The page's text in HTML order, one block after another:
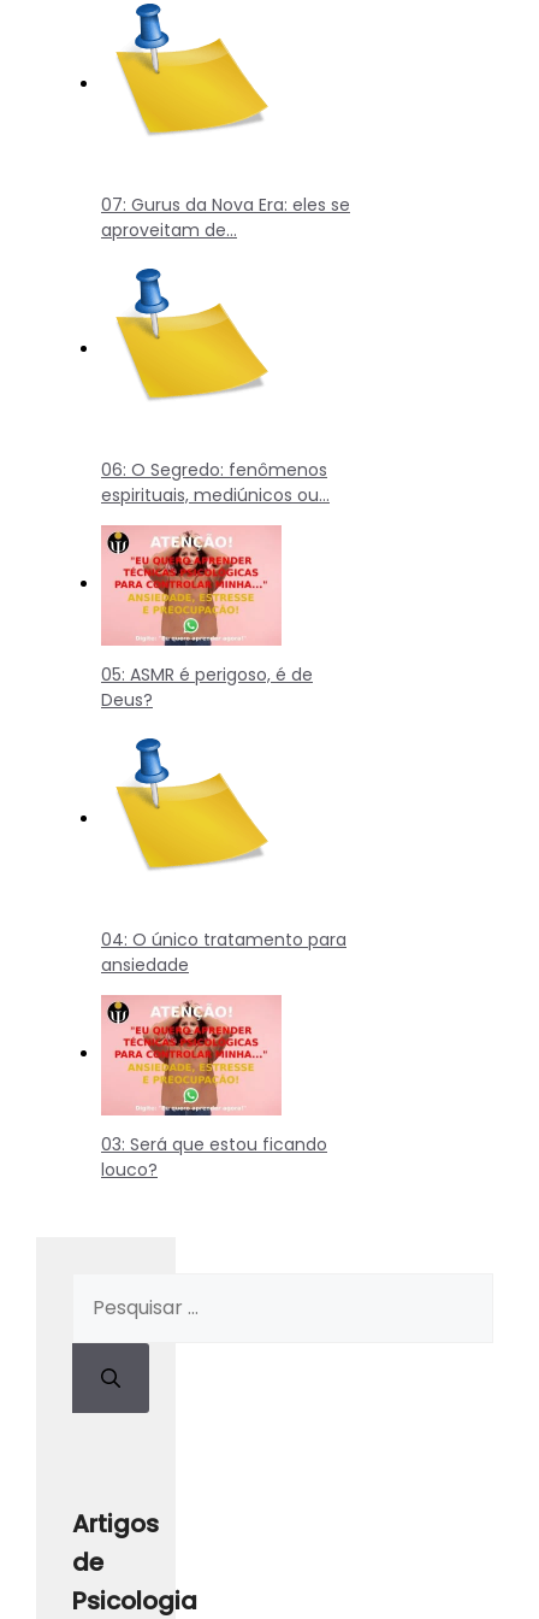
07: Gurus da Nova Era: eles se
aproveitam de…
06: O Segredo: fenômenos
espirituais, mediúnicos ou…
05: ASMR é perigoso, é de
Deus?
04: O único tratamento para
ansiedade
03: Será que estou ficando
louco?
Artigos
de
Psicologia